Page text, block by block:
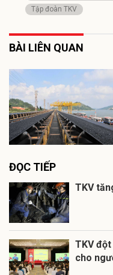
Tập đoàn TKV
BÀI LIÊN QUAN
ĐỌC TIẾP
TKV
TKV
cho